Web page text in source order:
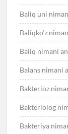
Baliq uni
Baliqko’z
Baliq nimani
Balans nimani
Bakterioz
Bakteriolog
Bakteriya